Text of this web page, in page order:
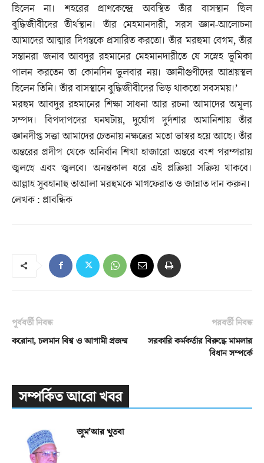
ছিলেন না। শহরের প্রাণকেন্দ্রে অবস্থিত তাঁর বাসস্থান ছিল
বুদ্ধিজীবীদের তীর্থস্থান। তাঁর মেহমানদারী, সরস জ্ঞান-আলোচনা
আমাদের আত্মার দিগন্তকে প্রসারিত করতো। তাঁর মরহুমা বেগম, তাঁর
সন্তানরা জনাব আবদুর রহমানের মেহমানদারীতে যে সস্নেহ ভূমিকা
পালন করতেন তা কোনদিন ভুলবার নয়। জ্ঞানীগুণীদের আশ্রয়স্থল
ছিলেন তিনি। তাঁর বাসস্থানে বুদ্ধিজীবীদের ভিড় থাকতো সবসময়।’
মরহুম আবদুর রহমানের শিক্ষা সাধনা আর রচনা আমাদের অমূল্য
সম্পদ। বিপদাপদের ঘনঘটায়, দুর্যোগ দুর্দশার অমানিশায় তাঁর
জ্ঞানদীপ্ত সত্তা আমাদের চেতনায় নক্ষত্রের মতো ভাস্বর হয়ে আছে। তাঁর
অন্তরের প্রদীপ থেকে অনির্বান শিখা হাজারো অন্তরে বংশ পরম্পরায়
জ্বলছে এবং জ্বলবে। অনন্তকাল ধরে এই প্রক্রিয়া সক্রিয় থাকবে।
আল্লাহ সুবহানাহু তাআলা মরহুমকে মাগফেরাত ও জান্নাত দান করুন।
লেখক : প্রাবন্ধিক
পূর্ববর্তী নিবন্ধ
করোনা, চলমান বিশ্ব ও আগামী প্রজন্ম
পরবর্তী নিবন্ধ
সরকারি কর্মকর্তার বিরুদ্ধে মামলার
বিধান সম্পর্কে
সম্পর্কিত আরো খবর
জুম’আর খুতবা